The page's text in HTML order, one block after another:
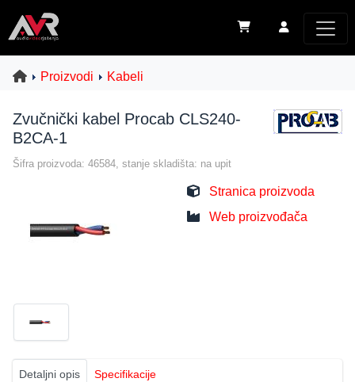
Proizvodi Kabeli
Zvučnički kabel Procab CLS240-
B2CA-1
Šifra proizvoda: 46584, stanje skladišta: na upit
Stranica proizvoda
Web proizvođača
Detaljni opis Specifikacije